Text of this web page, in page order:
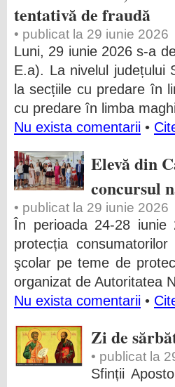
tentativă de fraudă
• publicat la 29 iunie 2026
Luni, 29 iunie 2026 s-a
E.a). La nivelul județului
la secțiile cu predare în
cu predare în limba
Nu exista comentarii •
Elevă din
concursul
• publicat la 29 iunie 2026
În perioada 24-28
protecția
şcolar pe teme de
organizat de Autoritatea
Nu exista comentarii •
Zi de
• publicat la
Sfinții